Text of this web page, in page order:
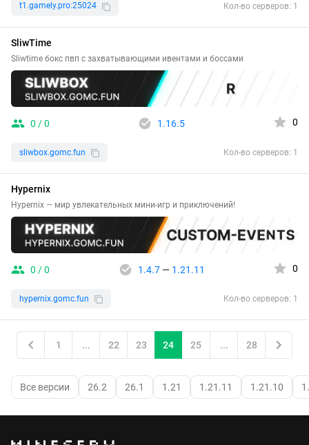
t1.gamely.pro:25024 Кол-во серверов: 1
SliwTime
Sliwtime бокс пвп с захватывающими ивентами и боссами
0 / 0 1.16.5 0
sliwbox.gomc.fun Кол-во серверов: 1
Hypernix
Hypernix — мир увлекательных мини-игр и приключений!
0 / 0 1.4.7— 1.21.11 0
hypernix.gomc.fun Кол-во серверов: 1
1 ... 22 23 24 25 ... 28
Все версии 26.2 26.1 1.21 1.21.11 1.21.10